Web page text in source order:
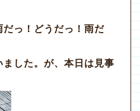
だっ！どうだっ！雨だ
した。が、本日は見事